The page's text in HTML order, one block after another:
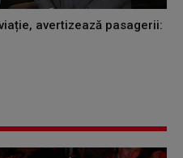
avertizează pasagerii: